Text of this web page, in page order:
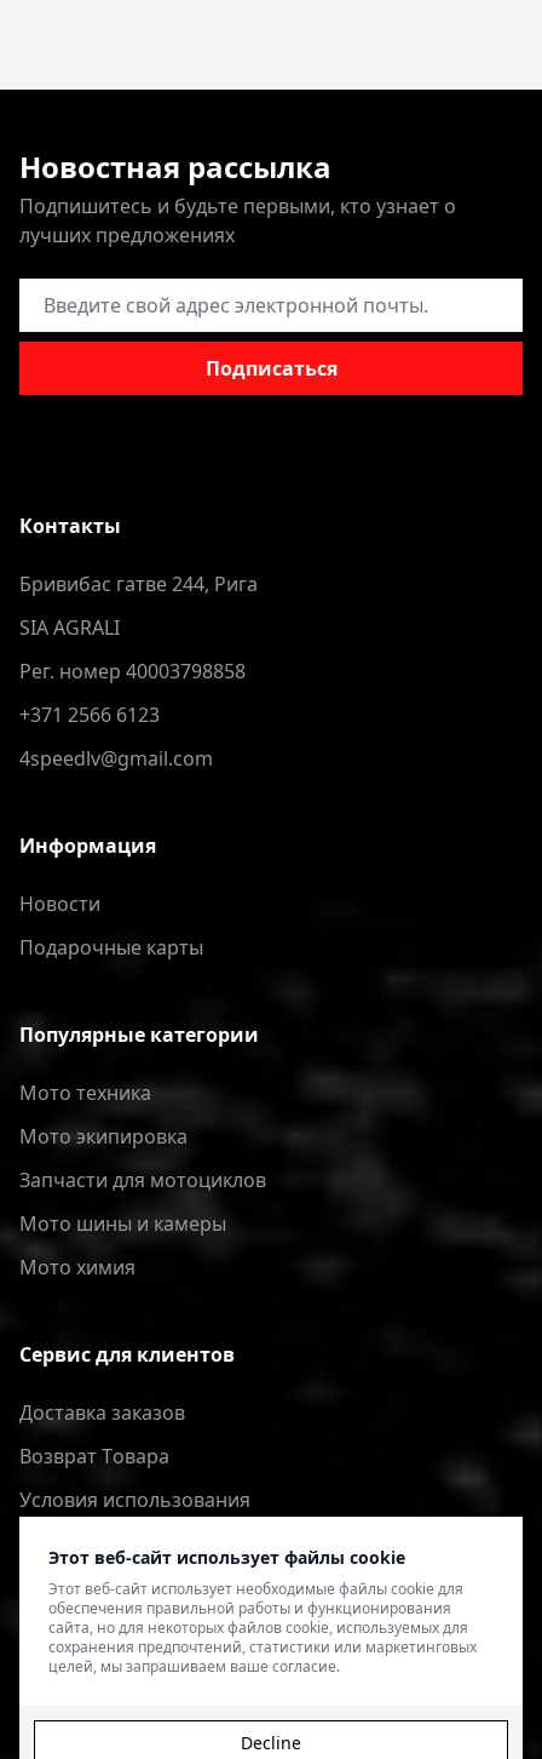
Этот веб-сайт использует файлы cookie
Этот веб-сайт использует необходимые файлы cookie для
обеспечения правильной работы и функционирования
сайта, но для некоторых файлов cookie, используемых для
сохранения предпочтений, статистики или маркетинговых
целей, мы запрашиваем ваше согласие.
Decline
Новостная рассылка
Подпишитесь и будьте первыми, кто узнает о
лучших предложениях
Адрес электронной почты
Подписаться
Контакты
Бривибас гатве 244, Рига
SIA AGRALI
Рег. номер 40003798858
+371 2566 6123
4speedlv@gmail.com
Информация
Новости
Подарочные карты
Популярные категории
Мото техника
Мото экипировка
Запчасти для мотоциклов
Мото шины и камеры
Мото химия
Сервис для клиентов
Доставка заказов
Bозврат Tовара
Условия использования
Политика конфиденциальности